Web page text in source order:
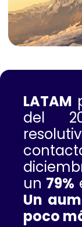
LATAM
del
un 79%
Un
poco